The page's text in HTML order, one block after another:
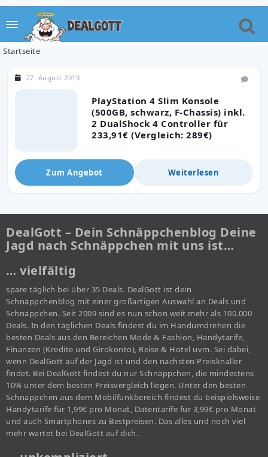
Startseite
PlayStation 4 Slim Konsole
(500GB, schwarz, F-Chassis) inkl.
2 DualShock 4 Controller für
233,91€ (Vergleich: 289€)
27. August 2019
Zum Angebot Weiterlesen
DealGott – Dein Schnäppchenblog Deine
Jagd nach Schnäppchen mit uns ist…
… vielfältig
spare täglich bei über 35 Deals. DealGott ist dein
Schnäppchenblog mit einer großartigen Auswahl an Deals und
Schnäppchen. Seit 2009 sind es nun schon weit mehr als 100.000
Deals. In den täglichen Deals findest du im Handumdrehen die
besten Deals aus den Bereichen Mode & Fashion, Handytarife,
Finanzen (Kredite und Girokonto), Reise & Hotel uvm. Sei dabei,
wenn DealGott auf der Jagd ist und den nächsten Preisknaller
findet. Bei DealGott findest du nur Schnäppchen, die mindestens
10% unter dem besten Preisvergleich liegen. Unter den besten
Schnäppchen aus dem Mobilfunkbereich findest du beispielsweise
Handytarife für 1,99€ pro Monat, Datentarife für 3,99€ pro Monat
und auch Smartphones zu Bestpreisen. Das alles und noch viel
mehr wartet bei DealGott auf dich.